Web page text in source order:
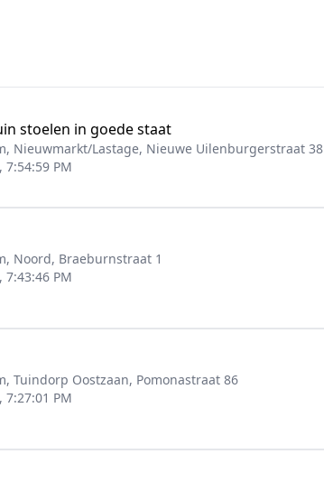
stoelen in goede staat
Nieuwmarkt/Lastage, Nieuwe Uilenburgerstraat 38
7:54:59 PM
Noord, Braeburnstraat 1
7:43:46 PM
Tuindorp Oostzaan, Pomonastraat 86
7:27:01 PM